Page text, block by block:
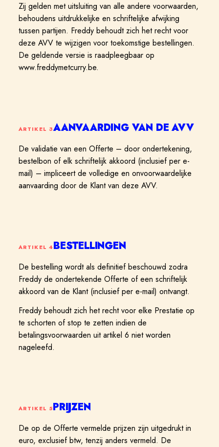
Zij gelden met uitsluiting van alle andere voorwaarden,
behoudens uitdrukkelijke en schriftelijke afwijking
tussen partijen. Freddy behoudt zich het recht voor
deze AVV te wijzigen voor toekomstige bestellingen.
De geldende versie is raadpleegbaar op
www.freddymetcurry.be.
ARTIKEL 3AANVAARDING VAN DE AVV
De validatie van een Offerte – door ondertekening,
bestelbon of elk schriftelijk akkoord (inclusief per e-
mail) – impliceert de volledige en onvoorwaardelijke
aanvaarding door de Klant van deze AVV.
ARTIKEL 4BESTELLINGEN
De bestelling wordt als definitief beschouwd zodra
Freddy de ondertekende Offerte of een schriftelijk
akkoord van de Klant (inclusief per e-mail) ontvangt.
Freddy behoudt zich het recht voor elke Prestatie op
te schorten of stop te zetten indien de
betalingsvoorwaarden uit artikel 6 niet worden
nageleefd.
ARTIKEL 5PRIJZEN
De op de Offerte vermelde prijzen zijn uitgedrukt in
euro, exclusief btw, tenzij anders vermeld. De